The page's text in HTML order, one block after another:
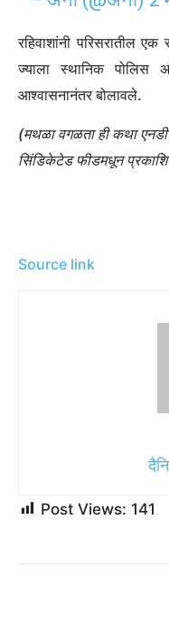
रहिवाशांनी परिसरातील
ज्याला स्थानिक पोलिस
आश्वासनानंतर बोलावले.
(मथळा वगळता ही कथा
सिंडिकेटेड फीडमधून
Source link
Post Views: 141